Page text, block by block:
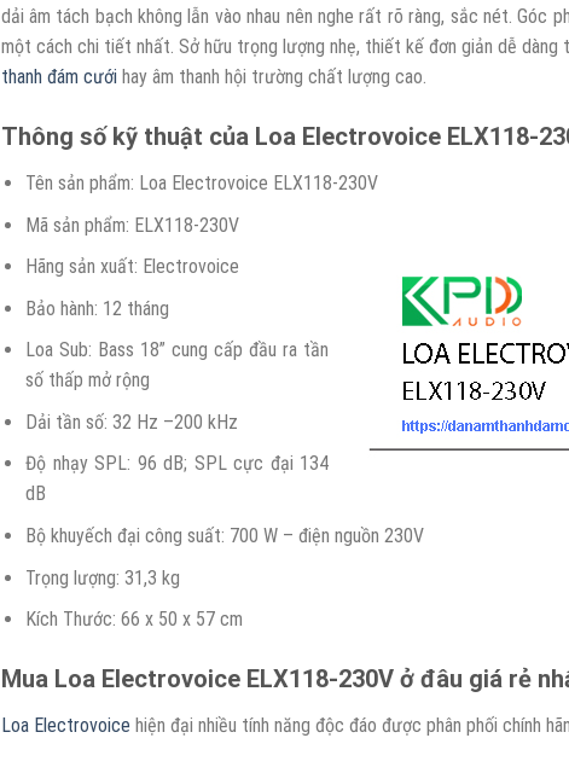
dải âm tách bạch không lẫn vào nhau nên nghe rất rõ ràng, sắc nét. Góc
một cách chi tiết nhất. Sở hữu trọng lượng nhẹ, thiết kế đơn giản dễ dàng
thanh đám cưới hay âm thanh hội trường chất lượng cao.
Thông số kỹ thuật của Loa Electrovoice ELX118-
Tên sản phẩm: Loa Electrovoice ELX118-230V
Mã sản phẩm: ELX118-230V
Hãng sản xuất: Electrovoice
Bảo hành: 12 tháng
Loa Sub: Bass 18” cung cấp đầu ra tần
số thấp mở rộng
Dải tần số: 32 Hz –200 kHz
Độ nhạy SPL: 96 dB; SPL cực đại 134
dB
Bộ khuyếch đại công suất: 700 W – điện nguồn 230V
Trọng lượng: 31,3 kg
Kích Thước: 66 x 50 x 57 cm
Mua Loa Electrovoice ELX118-230V ở đâu giá rẻ
Loa Electrovoice hiện đại nhiều tính năng độc đáo được phân phối chính